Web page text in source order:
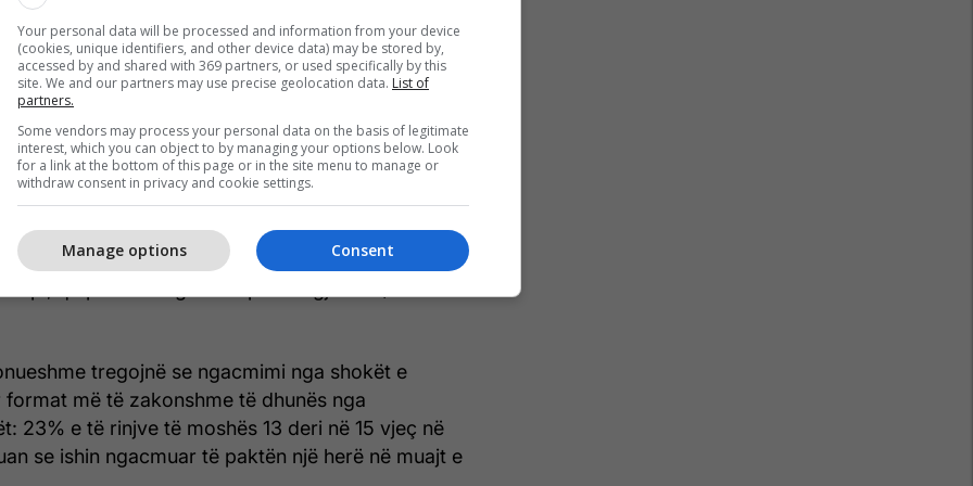
tjetrën, duke thelluar dëmin dhe traumën. Kur
"normale" - në familje, në rrugë, në shkolla ose në
fëmijët ta përjetojnë atë, ta përsërisin atë ose ta
pjesë të pashmangshme të jetës rritet.
veçanërisht fakti që shumë forma të dhunës
mjedise që duhet të ofrojnë siguri dhe mbrojtje.
të fundit të UNICEF-it, më shumë se 2 nga 3
deri në 14 vjeç në Maqedoni përjetojnë disiplinë
që përfshin agresion psikologjik dhe/ose
tregojnë se ngacmimi nga shokët e
format më të zakonshme të dhunës nga
23% e të rinjve të moshës 13 deri në 15 vjeç në
se ishin ngacmuar të paktën një herë në muajt e
Your personal data will be processed and information from your device
(cookies, unique identifiers, and other device data) may be stored by,
accessed by and shared with 369 partners, or used specifically by this
site. We and our partners may use precise geolocation data. List of
partners.
Some vendors may process your personal data on the basis of legitimate
interest, which you can object to by managing your options below. Look
for a link at the bottom of this page or in the site menu to manage or
withdraw consent in privacy and cookie settings.
Consent
Manage options